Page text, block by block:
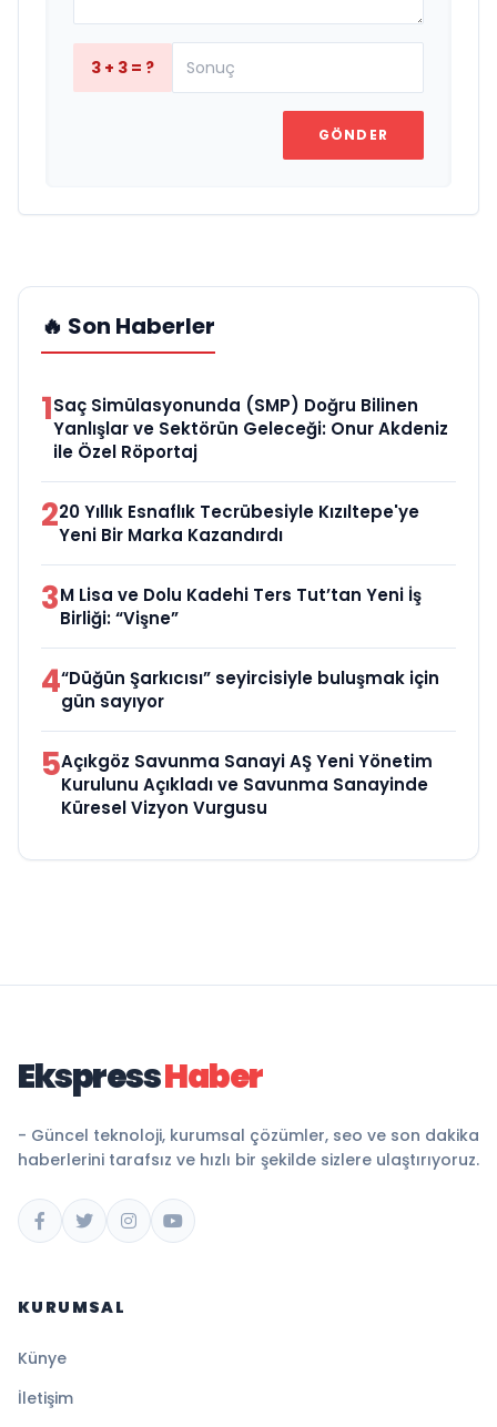
3 + 3 = ?
GÖNDER
🔥 Son Haberler
1Saç Simülasyonunda (SMP) Doğru Bilinen
Yanlışlar ve Sektörün Geleceği: Onur Akdeniz
ile Özel Röportaj
220 Yıllık Esnaflık Tecrübesiyle Kızıltepe'ye
Yeni Bir Marka Kazandırdı
3M Lisa ve Dolu Kadehi Ters Tut’tan Yeni İş
Birliği: “Vişne”
4“Düğün Şarkıcısı” seyircisiyle buluşmak için
gün sayıyor
5Açıkgöz Savunma Sanayi AŞ Yeni Yönetim
Kurulunu Açıkladı ve Savunma Sanayinde
Küresel Vizyon Vurgusu
EkspressHaber
- Güncel teknoloji, kurumsal çözümler, seo ve son dakika
haberlerini tarafsız ve hızlı bir şekilde sizlere ulaştırıyoruz.
KURUMSAL
Künye
İletişim